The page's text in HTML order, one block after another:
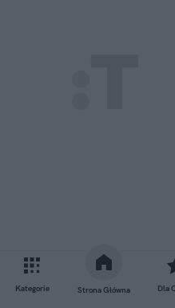
Kategorie Strona Główna Dla